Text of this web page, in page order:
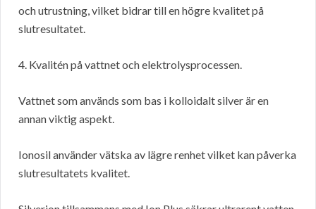
och utrustning, vilket bidrar till en högre kvalitet på
slutresultatet.
4. Kvalitén på vattnet och elektrolysprocessen.
Vattnet som används som bas i kolloidalt silver är en
annan viktig aspekt.
Ionosil använder vätska av lägre renhet vilket kan påverka
slutresultatets kvalitet.